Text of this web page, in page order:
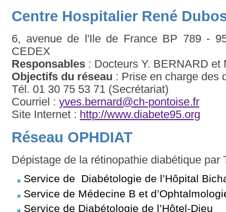
Centre Hospitalier René
6, avenue de l'Ile de France BP 789 -
CEDEX
Responsables : Docteurs Y. BERNARD et
Objectifs du réseau : Prise en charge des
Tél. 01 30 75 53 71 (Secrétariat)
Courriel : yves.bernard@ch-pontoise.fr
Site Internet : http://www.diabete95.org
Réseau OPHDIAT
Dépistage de la rétinopathie diabétique par
Service de Diabétologie de l’Hôpital
Service de Médecine B et
Service de Diabétologie de l’Hôtel-Dieu